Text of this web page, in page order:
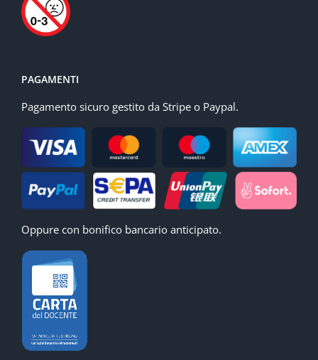
PAGAMENTI
Pagamento sicuro gestito da Stripe o Paypal.
Oppure con bonifico bancario anticipato.